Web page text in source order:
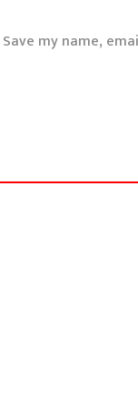
Save my name,